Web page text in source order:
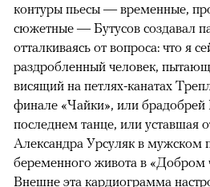
контуры пьесы — временные,
сюжетные — Бутусов создавал
отталкиваясь от вопроса: что я
раздробленный человек,
висящий на петлях-канатах
финале «Чайки», или
последнем танце, или
Александра Урсуляк в мужском
беременного живота в «Добром
Внешне эта кардиограмма